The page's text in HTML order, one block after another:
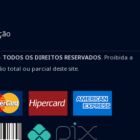
TODOS OS DIREITOS RESERVADOS. Proibida a
total ou parcial deste site.